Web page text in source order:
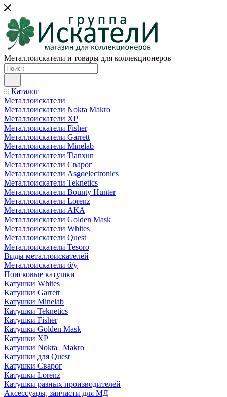
Металлоискатели и товары для коллекционеров
Каталог
Металлоискатели
Металлоискатели Nokta Makro
Металлоискатели XP
Металлоискатели Fisher
Металлоискатели Garrett
Металлоискатели Minelab
Металлоискатели Tianxun
Металлоискатели Сварог
Металлоискатели Asgoelectronics
Металлоискатели Teknetics
Металлоискатели Bounty Hunter
Металлоискатели Lorenz
Металлоискатели АКА
Металлоискатели Golden Mask
Металлоискатели Whites
Металлоискатели Quest
Металлоискатели Tesoro
Виды металлоискателей
Металлоискатели б/у
Поисковые катушки
Катушки Whites
Катушки Garrett
Катушки Minelab
Катушки Teknetics
Катушки Fisher
Катушки Golden Mask
Катушки XP
Катушки Nokta | Makro
Катушки для Quest
Катушки Сварог
Катушки Lorenz
Катушки разных производителей
Аксессуары, запчасти для МД